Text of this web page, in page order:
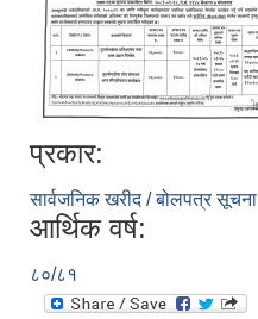
प्रकार:
सार्वजनिक खरीद / बोलपत्र सूचना
आर्थिक वर्ष:
८०/८१